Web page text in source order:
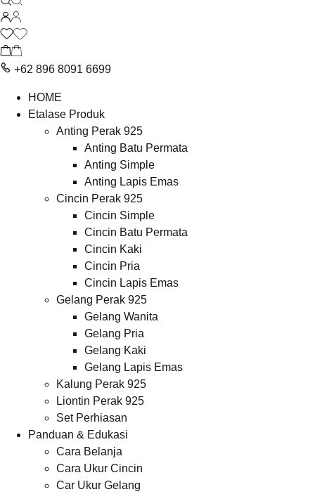
+62 896 8091 6699
HOME
Etalase Produk
Anting Perak 925
Anting Batu Permata
Anting Simple
Anting Lapis Emas
Cincin Perak 925
Cincin Simple
Cincin Batu Permata
Cincin Kaki
Cincin Pria
Cincin Lapis Emas
Gelang Perak 925
Gelang Wanita
Gelang Pria
Gelang Kaki
Gelang Lapis Emas
Kalung Perak 925
Liontin Perak 925
Set Perhiasan
Panduan & Edukasi
Cara Belanja
Cara Ukur Cincin
Car Ukur Gelang